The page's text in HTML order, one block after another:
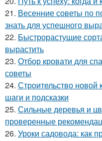
21. Весенние советы по
знать для успешного
22. Быстрорастущие
вырастить
23. Отбор кровати для
советы
24. Строительство
шаги и подсказки
25. Сильные деревья и
проверенные
26. Уроки садовода: как